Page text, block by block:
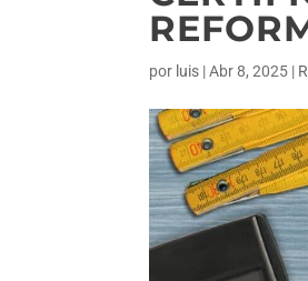
por luis |Abr 8, 2025 |